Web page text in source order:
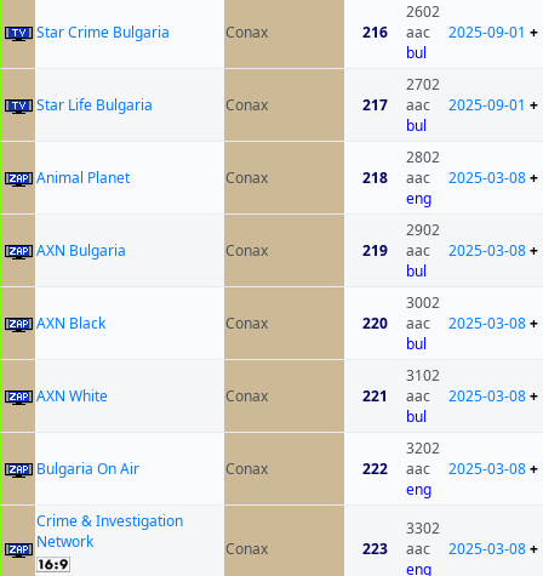
Star Crime Bulgaria Conax 216
2602
aac
bul
2025-09-01 +
Star Life Bulgaria Conax 217
2702
aac
bul
2025-09-01 +
Animal Planet Conax 218
2802
aac
eng
2025-03-08+
AXN Bulgaria Conax 219
2902
aac
bul
2025-03-08+
AXN Black Conax 220
3002
aac
bul
2025-03-08+
AXN White Conax 221
3102
aac
bul
2025-03-08+
Bulgaria On Air Conax 222
3202
aac
eng
2025-03-08+
Crime & Investigation
Network
Conax 223
3302
aac
eng
2025-03-08+